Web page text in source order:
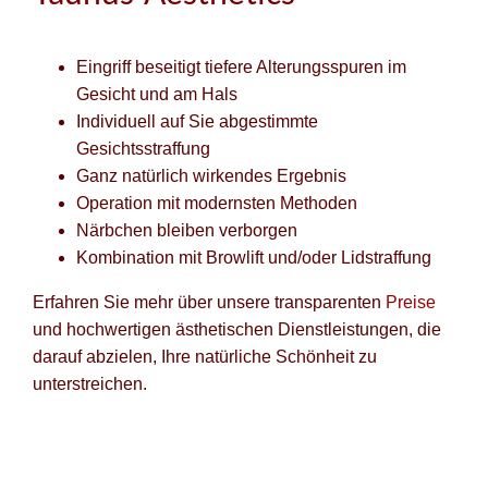
Eingriff beseitigt tiefere Alterungsspuren im
Gesicht und am Hals
Individuell auf Sie abgestimmte
Gesichtsstraffung
Ganz natürlich wirkendes Ergebnis
Operation mit modernsten Methoden
Närbchen bleiben verborgen
Kombination mit Browlift und/oder Lidstraffung
Erfahren Sie mehr über unsere transparenten Preise
und hochwertigen ästhetischen Dienstleistungen, die
darauf abzielen, Ihre natürliche Schönheit zu
unterstreichen.